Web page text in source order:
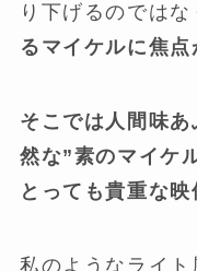
り下げるのでは
るマイケルに焦点
そこでは人間味
然な”素のマイケ
とっても貴重な映
私のようなライ